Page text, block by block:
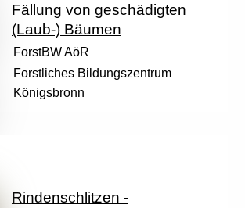
Fällung von geschädigten
(Laub-) Bäumen
ForstBW AöR
Forstliches Bildungszentrum
Königsbronn
Rindenschlitzen -